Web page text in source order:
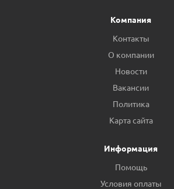
Компания
Контакты
О компании
Новости
Вакансии
Политика
Карта сайта
Информация
Помощь
Условия оплаты